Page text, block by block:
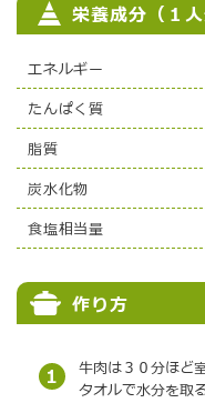
栄養成分（１人
エネルギー
たんぱく質
脂質
炭水化物
食塩相当量
作り方
1
牛肉は３０分ほど
タオルで水分を取る